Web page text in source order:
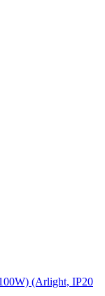
(Arlight, IP20